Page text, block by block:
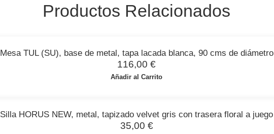
Productos Relacionados
Mesa TUL (SU), base de metal, tapa lacada blanca, 90 cms de diámetro
116,00 €
Añadir al Carrito
Silla HORUS NEW, metal, tapizado velvet gris con trasera floral a juego
35,00 €